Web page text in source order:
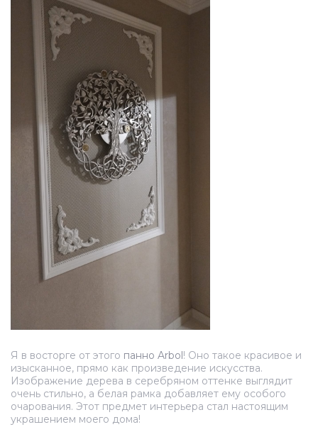
Я в восторге от этого панно Arbоl! Оно такое красивое и
изысканное, прямо как произведение искусства.
Изображение дерева в серебряном оттенке выглядит
очень стильно, а белая рамка добавляет ему особого
очарования. Этот предмет интерьера стал настоящим
украшением моего дома!